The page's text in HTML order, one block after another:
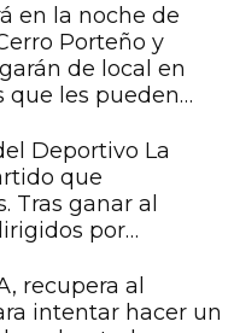
en la noche de
Porteño y
de local en
que les pueden
Deportivo La
que
Tras ganar al
por
tabla del grupo
Alegre
recupera al
intentar hacer un